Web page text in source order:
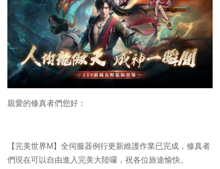
親愛的修真者們您好：
【完美世界M】全伺服器例行更新維護作業已完成，修真者
們現在可以自由進入完美大陸囉，祝各位旅途愉快。